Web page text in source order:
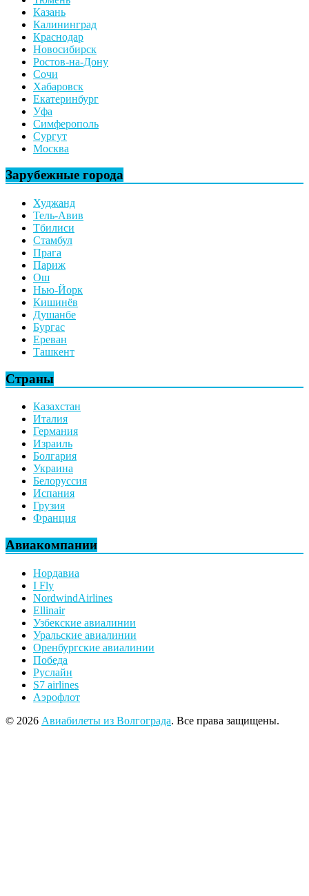
Казань
Калининград
Краснодар
Новосибирск
Ростов-на-Дону
Сочи
Хабаровск
Екатеринбург
Уфа
Симферополь
Сургут
Москва
Зарубежные города
Худжанд
Тель-Авив
Тбилиси
Стамбул
Прага
Париж
Ош
Нью-Йорк
Кишинёв
Душанбе
Бургас
Ереван
Ташкент
Страны
Казахстан
Италия
Германия
Израиль
Болгария
Украина
Белоруссия
Испания
Грузия
Франция
Авиакомпании
Нордавиа
I Fly
NordwindAirlines
Ellinair
Узбекские авиалинии
Уральские авиалинии
Оренбургские авиалинии
Победа
Руслайн
S7 airlines
Аэрофлот
© 2026 Авиабилеты из Волгограда. Все права защищены.